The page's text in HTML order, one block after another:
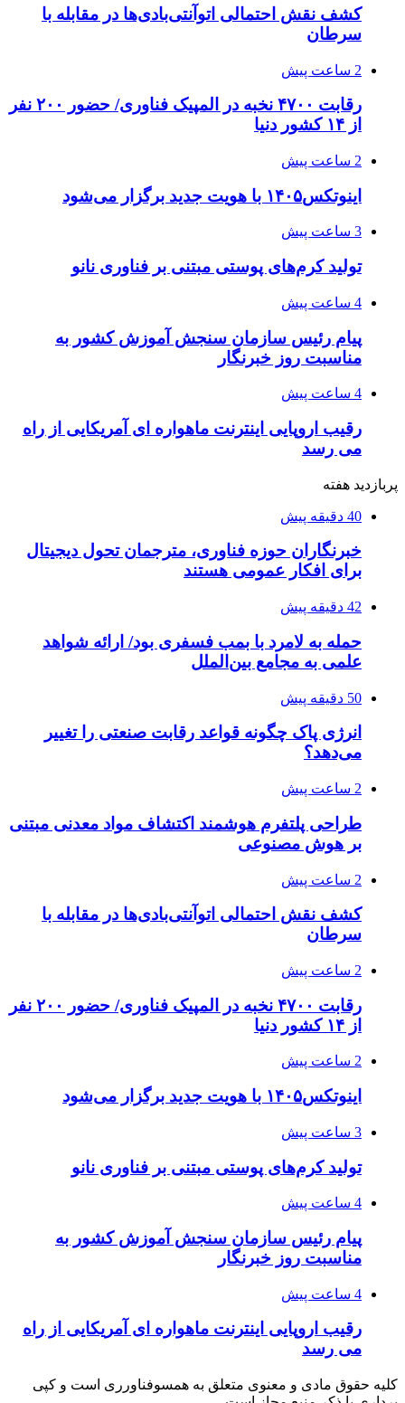
کشف نقش احتمالی اتوآنتی‌بادی‌ها در مقابله با
سرطان
2 ساعت پیش
رقابت ۴۷۰۰ نخبه در المپیک فناوری/ حضور ۲۰۰ نفر
از ۱۴ کشور دنیا
2 ساعت پیش
اینوتکس۱۴۰۵ با هویت جدید برگزار می‌شود
3 ساعت پیش
تولید کرم‌های پوستی مبتنی بر فناوری نانو
4 ساعت پیش
پیام رئیس سازمان سنجش آموزش کشور به
مناسبت روز خبرنگار
4 ساعت پیش
رقیب اروپایی اینترنت ماهواره ای آمریکایی از راه
می رسد
پربازدید هفته
40 دقیقه پیش
خبرنگاران حوزه فناوری، مترجمان تحول دیجیتال
برای افکار عمومی هستند
42 دقیقه پیش
حمله به لامرد با بمب فسفری بود/ ارائه شواهد
علمی به مجامع بین‌الملل
50 دقیقه پیش
انرژی پاک چگونه قواعد رقابت صنعتی را تغییر
می‌دهد؟
2 ساعت پیش
طراحی پلتفرم هوشمند اکتشاف مواد معدنی مبتنی
بر هوش مصنوعی
2 ساعت پیش
کشف نقش احتمالی اتوآنتی‌بادی‌ها در مقابله با
سرطان
2 ساعت پیش
رقابت ۴۷۰۰ نخبه در المپیک فناوری/ حضور ۲۰۰ نفر
از ۱۴ کشور دنیا
2 ساعت پیش
اینوتکس۱۴۰۵ با هویت جدید برگزار می‌شود
3 ساعت پیش
تولید کرم‌های پوستی مبتنی بر فناوری نانو
4 ساعت پیش
پیام رئیس سازمان سنجش آموزش کشور به
مناسبت روز خبرنگار
4 ساعت پیش
رقیب اروپایی اینترنت ماهواره ای آمریکایی از راه
می رسد
کلیه حقوق مادی و معنوی متعلق به همسوفناورری است و کپی